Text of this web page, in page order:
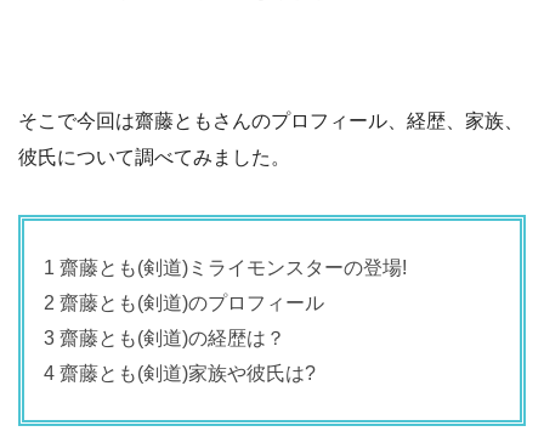
そこで今回は齋藤ともさんのプロフィール、経歴、家族、
彼氏について調べてみました。
1 齋藤とも(剣道)ミライモンスターの登場!
2 齋藤とも(剣道)のプロフィール
3 齋藤とも(剣道)の経歴は？
4 齋藤とも(剣道)家族や彼氏は?